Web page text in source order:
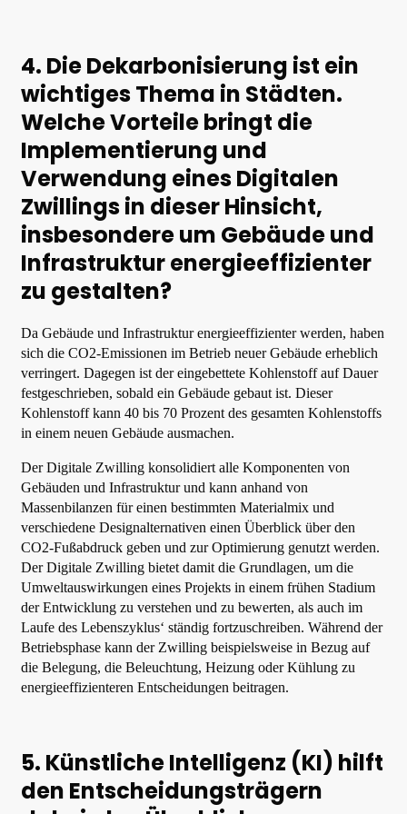
4. Die Dekarbonisierung ist ein
wichtiges Thema in Städten.
Welche Vorteile bringt die
Implementierung und
Verwendung eines Digitalen
Zwillings in dieser Hinsicht,
insbesondere um Gebäude und
Infrastruktur energieeffizienter
zu gestalten?
Da Gebäude und Infrastruktur energieeffizienter werden, haben
sich die CO2-Emissionen im Betrieb neuer Gebäude erheblich
verringert. Dagegen ist der eingebettete Kohlenstoff auf Dauer
festgeschrieben, sobald ein Gebäude gebaut ist. Dieser
Kohlenstoff kann 40 bis 70 Prozent des gesamten Kohlenstoffs
in einem neuen Gebäude ausmachen.
Der Digitale Zwilling konsolidiert alle Komponenten von
Gebäuden und Infrastruktur und kann anhand von
Massenbilanzen für einen bestimmten Materialmix und
verschiedene Designalternativen einen Überblick über den
CO2-Fußabdruck geben und zur Optimierung genutzt werden.
Der Digitale Zwilling bietet damit die Grundlagen, um die
Umweltauswirkungen eines Projekts in einem frühen Stadium
der Entwicklung zu verstehen und zu bewerten, als auch im
Laufe des Lebenszyklus‘ ständig fortzuschreiben. Während der
Betriebsphase kann der Zwilling beispielsweise in Bezug auf
die Belegung, die Beleuchtung, Heizung oder Kühlung zu
energieeffizienteren Entscheidungen beitragen.
5. Künstliche Intelligenz (KI) hilft
den Entscheidungsträgern